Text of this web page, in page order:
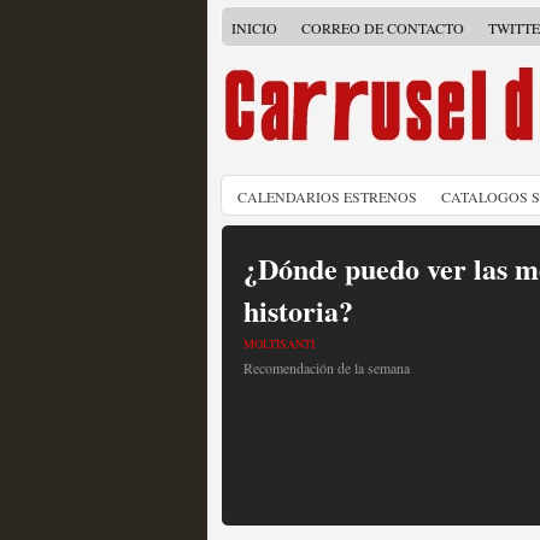
INICIO CORREO DE CONTACTO
CALENDARIOS ESTRENOS CATALOGOS
¿Dónde puedo ver las
historia?
MOLTISANTI
Recomendación de la semana